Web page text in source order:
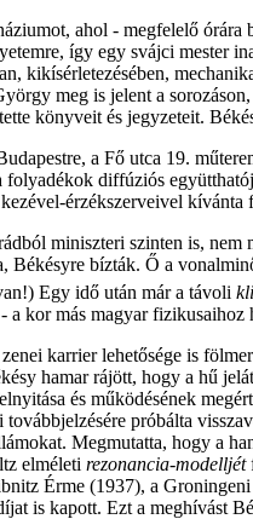
ahol - megfelelő
így egy svájci mester
kikísérletezésében,
meg is jelent a
könyveit és jegyzeteit.
a Fő utca 19.
diffúziós
érzékszerveivel
miniszteri szinten is,
bízták. Ő a
Egy idő után már a távoli
kor más magyar
karrier lehetősége is
hamar rájött, hogy a hű
és működésének
próbálta
Megmutatta, hogy a
elméleti rezonancia-modelljét
Érme (1937), a
is kapott. Ezt a meghívást